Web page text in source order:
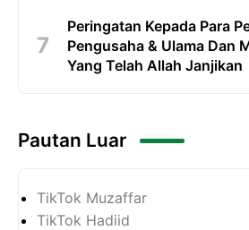
Peringatan Kepada Para
Pengusaha & Ulama Dan
Yang Telah Allah Janjikan
Pautan Luar
TikTok Muzaffar
TikTok Hadiid